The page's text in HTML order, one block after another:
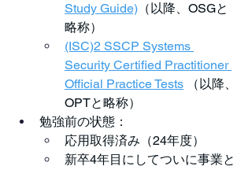
Study Guide) （以降、OSGと
略称）
(ISC)2 SSCP Systems
Security Certified Practitioner
Official Practice Tests （以降、
OPTと略称）
勉強前の状態：
応用取得済み（24年度）
新卒4年目にしてついに事業と